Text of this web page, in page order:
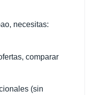
necesitas:
comparar
(sin